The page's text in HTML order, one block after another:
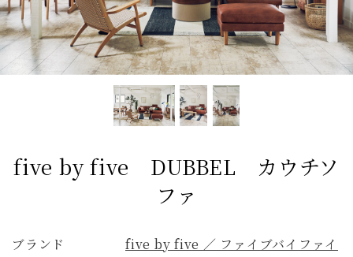
チェア カウチソファ ダイニングテーブル
ファブリック コレクション ダイニングチェア ベンチ
ベッド スツール システムソファ テラス
サイドテーブル
five by five DUBBEL カウチソ
ファ
ブランド
five by five ／ ファイブバイファイ